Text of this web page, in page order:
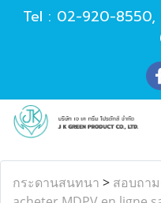
Tel : 02-920-8550,
กระดานสนทนา > สอบถาม